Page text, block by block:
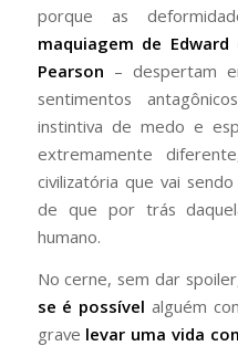
porque as
maquiagem de
Pearson – despertam
sentimentos
instintiva de medo e
extremamente
civilizatória que vai
de que por trás
humano.
No cerne, sem dar
se é possívelalguém
grave levar uma vida